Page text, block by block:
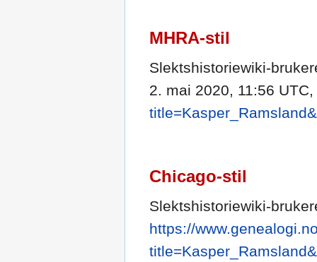
MHRA-stil
Slektshistoriewiki-
2. mai 2020, 11:56 UTC,
Chicago-stil
Slektshistoriewiki-
https://